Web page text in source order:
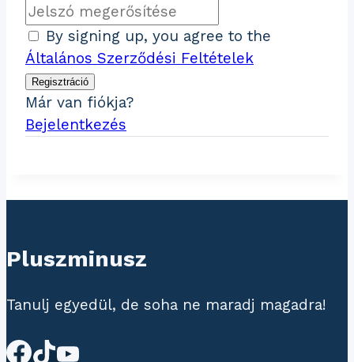
By signing up, you agree to the
Általános Szerződési Feltételek
Regisztráció
Már van fiókja?
Bejelentkezés
Pluszminusz
Tanulj egyedül, de soha ne maradj magadra!